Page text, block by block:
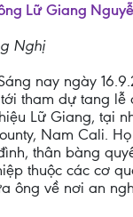
Lữ Giang
Nghị
nay ngày
tham dự tang lễ
Lữ Giang, tại
Nam Cali.
thân bàng
thuộc các cơ
ông về nơi an